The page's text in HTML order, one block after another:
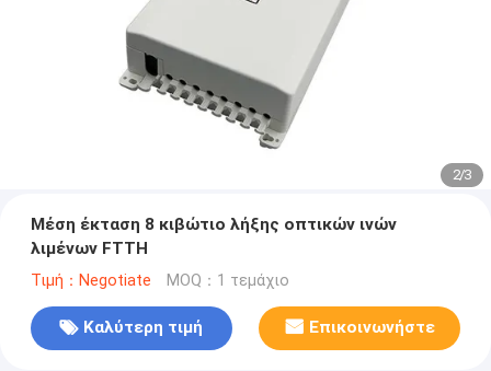
2/3
Μέση έκταση 8 κιβώτιο λήξης οπτικών ινών
λιμένων FTTH
Τιμή：Negotiate MOQ：1 τεμάχιο
Καλύτερη τιμή Επικοινωνήστε